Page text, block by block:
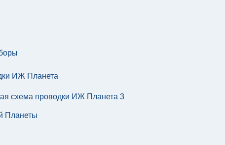
ИЖ Планета
схема проводки ИЖ Планета 3
Планеты